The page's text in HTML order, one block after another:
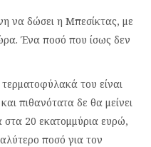
να δώσει η Μπεσίκτας, με
Ένα ποσό που ίσως δεν
του είναι
πιθανότατα δε θα μείνει
στα 20 εκατομμύρια ευρώ,
ποσό για τον